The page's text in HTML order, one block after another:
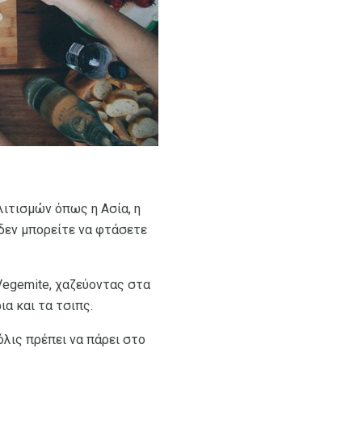
όπως η Ασία, η
μπορείτε να φτάσετε
χαζεύοντας στα
και τα τσιπς.
πρέπει να πάρει στο